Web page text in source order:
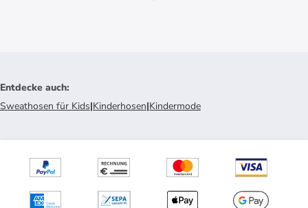
Entdecke auch:
Sweathosen für Kids|Kinderhosen|Kindermode